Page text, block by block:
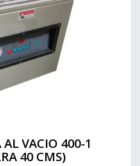
VACIO 400-1
40 CMS)